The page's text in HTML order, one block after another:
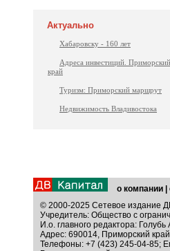
Актуально
Хабаровску - 160 лет
Адреса инвестиций. Приморский
край
Туризм: Приморский маршрут
Недвижимость Владивостока
о компании
© 2000-2025 Сетевое издание
Учредитель: Общество с
И.о. главного редактора:
Адрес: 690014, Приморский
Телефоны: +7 (423) 245-04-85;